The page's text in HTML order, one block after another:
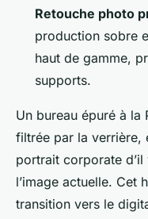
Retouche photo
production sobre
haut de gamme,
supports.
Un bureau épuré à la
filtrée par la verrière,
portrait corporate
l’image actuelle. Cet
transition vers le